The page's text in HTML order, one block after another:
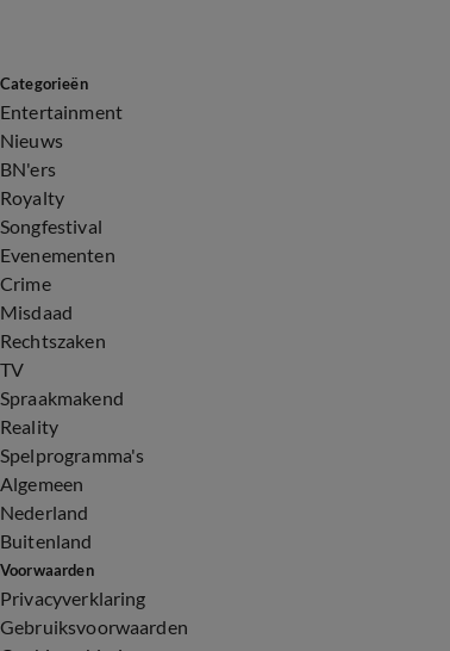
Categorieën
Entertainment
Nieuws
BN'ers
Royalty
Songfestival
Evenementen
Crime
Misdaad
Rechtszaken
TV
Spraakmakend
Reality
Spelprogramma's
Algemeen
Nederland
Buitenland
Voorwaarden
Privacyverklaring
Gebruiksvoorwaarden